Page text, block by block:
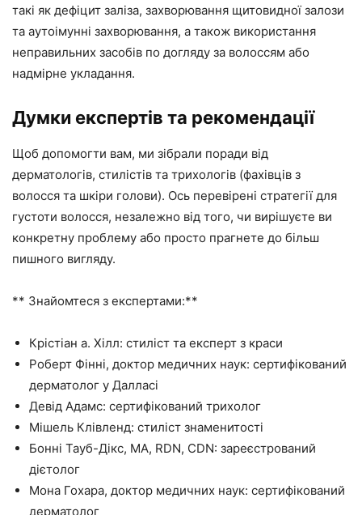
такі як дефіцит заліза, захворювання щитовидної залози
та аутоімунні захворювання, а також використання
неправильних засобів по догляду за волоссям або
надмірне укладання.
Думки експертів та рекомендації
Щоб допомогти вам, ми зібрали поради від
дерматологів, стилістів та трихологів (фахівців з
волосся та шкіри голови). Ось перевірені стратегії для
густоти волосся, незалежно від того, чи вирішуєте ви
конкретну проблему або просто прагнете до більш
пишного вигляду.
** Знайомтеся з експертами:**
Крістіан а. Хілл: стиліст та експерт з краси
Роберт Фінні, доктор медичних наук: сертифікований
дерматолог у Далласі
Девід Адамс: сертифікований трихолог
Мішель Клівленд: стиліст знаменитості
Бонні Тауб-Дікс, MA, RDN, CDN: зареєстрований
дієтолог
Мона Гохара, доктор медичних наук: сертифікований
дерматолог